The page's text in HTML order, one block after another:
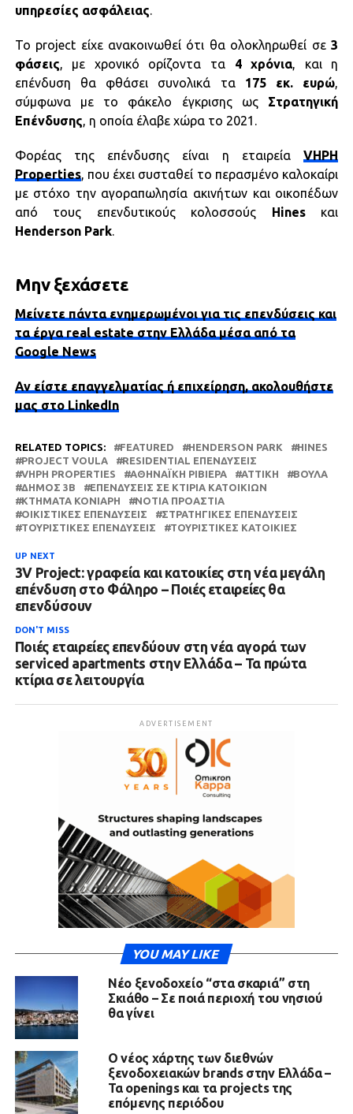
υπηρεσίες ασφάλειας.
Το project είχε ανακοινωθεί ότι θα ολοκληρωθεί σε3
φάσεις, με χρονικό ορίζοντα τα 4 χρόνια, και η
επένδυση θα φθάσει συνολικά τα 175 εκ. ευρώ,
σύμφωνα με το φάκελο έγκρισης ως Στρατηγική
Επένδυσης, η οποία έλαβε χώρα το 2021.
Φορέας της επένδυσης είναι η εταιρείαVHPH
Properties, που έχει συσταθεί το περασμένο καλοκαίρι
με στόχο την αγοραπωλησία ακινήτων και οικοπέδων
από τους επενδυτικούς κολοσσούς Hinesκαι
Henderson Park.
Μην ξεχάσετε
Μείνετε πάντα ενημερωμένοι για τις επενδύσεις και
τα έργα real estate στην Ελλάδα μέσα από τα
Google News
Αν είστε επαγγελματίας ή επιχείρηση, ακολουθήστε
μας στο LinkedIn
RELATED TOPICS: FEATURED HENDERSON PARK
HINES
PROJECT VOULA
RESIDENTIAL ΕΠΕΝΔΎΣΕΙΣ
VHPH PROPERTIES
ΑΘΗΝΑΪΚΉ ΡΙΒΙΈΡΑ ΑΤΤΙΚΗ
ΒΟΎΛΑ
ΔΉΜΟΣ 3Β
ΕΠΕΝΔΎΣΕΙΣ ΣΕ ΚΤΊΡΙΑ ΚΑΤΟΙΚΙΏΝ
ΚΤΗΜΑΤΑ ΚΟΝΙΑΡΗ
ΝΌΤΙΑ ΠΡΟΆΣΤΙΑ
ΟΙΚΙΣΤΙΚΈΣ ΕΠΕΝΔΎΣΕΙΣ
ΣΤΡΑΤΗΓΙΚΈΣ ΕΠΕΝΔΎΣΕΙΣ
ΤΟΥΡΙΣΤΙΚΈΣ ΕΠΕΝΔΎΣΕΙΣ
ΤΟΥΡΙΣΤΙΚΈΣ ΚΑΤΟΙΚΊΕΣ
UP NEXT
3V Project: γραφεία και κατοικίες στη νέα μεγάλη
επένδυση στο Φάληρο – Ποιές εταιρείες θα
επενδύσουν
DON'T MISS
Ποιές εταιρείες επενδύουν στη νέα αγορά των
serviced apartments στην Ελλάδα – Τα πρώτα
κτίρια σε λειτουργία
ADVERTISEMENT
YOU MAY LIKE
Νέο ξενοδοχείο “στα σκαριά” στη
Σκιάθο – Σε ποιά περιοχή του νησιού
θα γίνει
Ο νέος χάρτης των διεθνών
ξενοδοχειακών brands στην Ελλάδα –
Τα openings και τα projects της
επόμενης περιόδου